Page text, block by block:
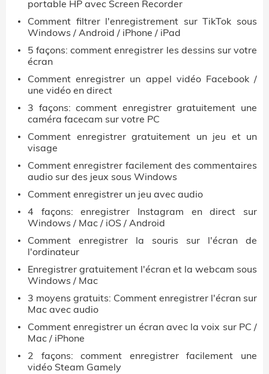
portable HP avec Screen Recorder
Comment filtrer l'enregistrement sur TikTok sous
Windows / Android / iPhone / iPad
5 façons: comment enregistrer les dessins sur votre
écran
Comment enregistrer un appel vidéo Facebook /
une vidéo en direct
3 façons: comment enregistrer gratuitement une
caméra facecam sur votre PC
Comment enregistrer gratuitement un jeu et un
visage
Comment enregistrer facilement des commentaires
audio sur des jeux sous Windows
Comment enregistrer un jeu avec audio
4 façons: enregistrer Instagram en direct sur
Windows / Mac / iOS / Android
Comment enregistrer la souris sur l'écran de
l'ordinateur
Enregistrer gratuitement l'écran et la webcam sous
Windows / Mac
3 moyens gratuits: Comment enregistrer l'écran sur
Mac avec audio
Comment enregistrer un écran avec la voix sur PC /
Mac / iPhone
2 façons: comment enregistrer facilement une
vidéo Steam Gamely